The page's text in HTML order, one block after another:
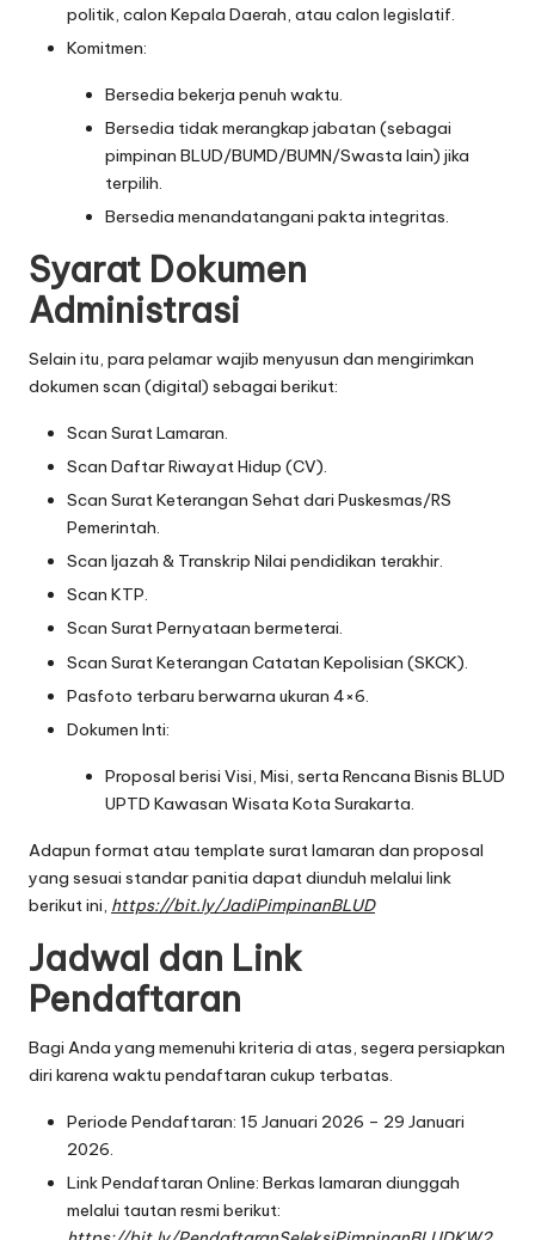
politik, calon Kepala Daerah, atau calon legislatif.
Komitmen:
Bersedia bekerja penuh waktu.
Bersedia tidak merangkap jabatan (sebagai
pimpinan BLUD/BUMD/BUMN/Swasta lain) jika
terpilih.
Bersedia menandatangani pakta integritas.
Syarat Dokumen
Administrasi
Selain itu, para pelamar wajib menyusun dan mengirimkan
dokumen scan (digital) sebagai berikut:
Scan Surat Lamaran.
Scan Daftar Riwayat Hidup (CV).
Scan Surat Keterangan Sehat dari Puskesmas/RS
Pemerintah.
Scan Ijazah & Transkrip Nilai pendidikan terakhir.
Scan KTP.
Scan Surat Pernyataan bermeterai.
Scan Surat Keterangan Catatan Kepolisian (SKCK).
Pasfoto terbaru berwarna ukuran 4×6.
Dokumen Inti:
Proposal berisi Visi, Misi, serta Rencana Bisnis BLUD
UPTD Kawasan Wisata Kota Surakarta.
Adapun format atau template surat lamaran dan proposal
yang sesuai standar panitia dapat diunduh melalui link
berikut ini, https://bit.ly/JadiPimpinanBLUD
Jadwal dan Link
Pendaftaran
Bagi Anda yang memenuhi kriteria di atas, segera persiapkan
diri karena waktu pendaftaran cukup terbatas.
Periode Pendaftaran: 15 Januari 2026 – 29 Januari
2026.
Link Pendaftaran Online: Berkas lamaran diunggah
melalui tautan resmi berikut: